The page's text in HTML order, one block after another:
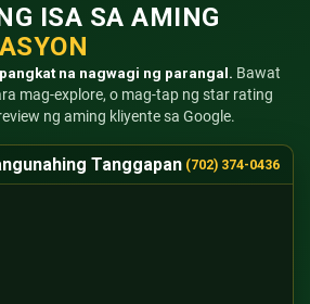
ISA SA AMING
na nagwagi ng parangal. Bawat
mag-explore, o mag-tap ng star rating
ng aming kliyente sa Google.
Tanggapan (702) 374-0436